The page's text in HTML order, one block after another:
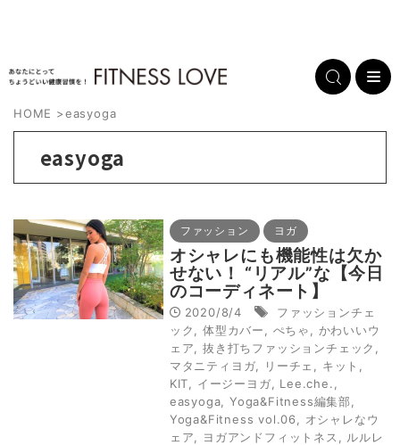
HOME >easyoga
easyoga
ファッション ヨガ
オシャレにも機能性は欠か
せない！ “リアル”な【今日
のコーディネート】
2020/8/4
ファッションチェ
ック
体型カバー ぺちゃ
かわいいウ
ェア
抜き打ちファッションチェック
マタニティヨガ
リーチェ キット
KIT
イージーヨガ Lee.che.
easyoga
Yoga&Fitness編集部
Yoga&Fitness vol.06
オシャレなウ
ェア
ヨガアンドフィットネス
ルルレ